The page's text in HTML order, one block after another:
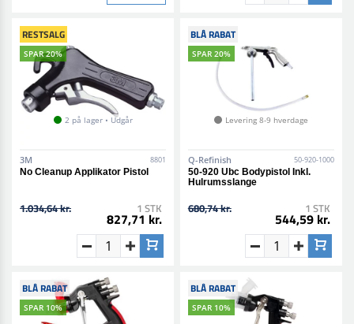
RESTSALG
SPAR 20%
2 på lager • Udgår
3M 8801
No Cleanup Applikator Pistol
1.034,64 kr. 1 STK
827,71 kr.
BLÅ RABAT
SPAR 20%
Levering 8-9 hverdage
Q-Refinish 50-920-1000
50-920 Ubc Bodypistol Inkl.
Hulrumsslange
680,74 kr. 1 STK
544,59 kr.
BLÅ RABAT
SPAR 10%
BLÅ RABAT
SPAR 10%